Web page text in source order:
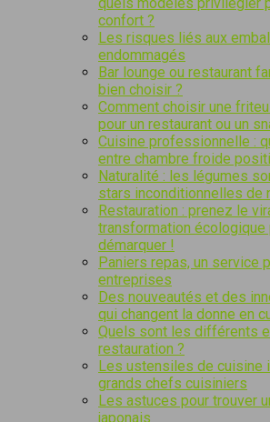
quels modèles privilégier
confort ?
Les risques liés aux
endommagés
Bar lounge ou restaurant
bien choisir ?
Comment choisir une
pour un restaurant ou un
Cuisine professionnelle :
entre chambre froide
Naturalité : les légumes
stars inconditionnelles de
Restauration : prenez le
transformation écologique
démarquer !
Paniers repas, un service
entreprises
Des nouveautés et des
qui changent la donne en
Quels sont les différents
restauration ?
Les ustensiles de cuisine
grands chefs cuisiniers
Les astuces pour trouver
japonais